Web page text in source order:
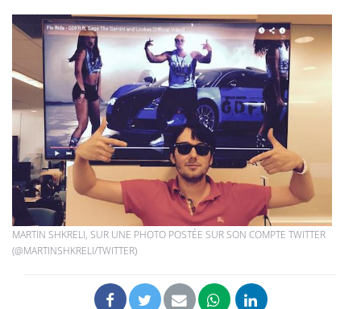
MARTIN SHKRELI, SUR UNE PHOTO POSTÉE SUR SON COMPTE TWITTER
(@MARTINSHKRELI/TWITTER)